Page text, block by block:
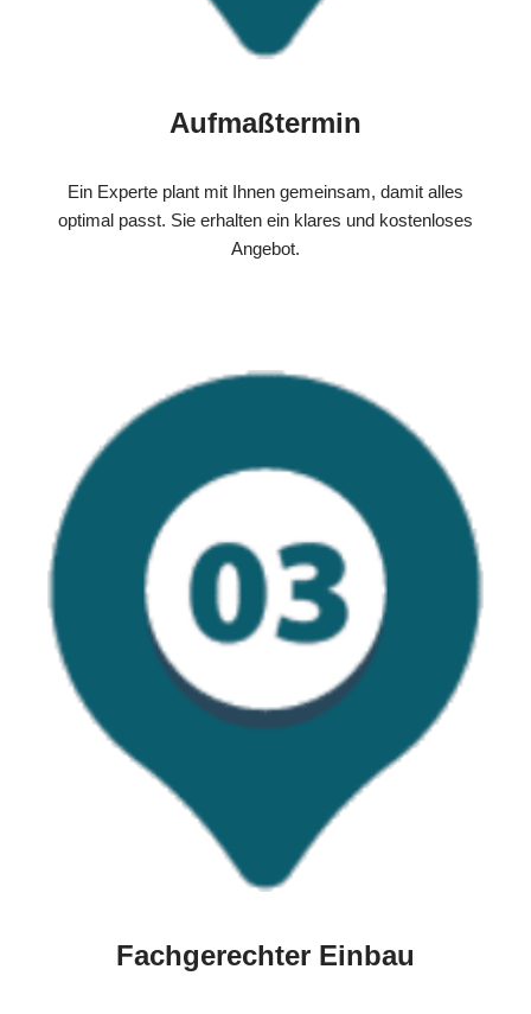
Aufmaßtermin
Ein Experte plant mit Ihnen gemeinsam, damit alles
optimal passt. Sie erhalten ein klares und kostenloses
Angebot.
Fachgerechter Einbau